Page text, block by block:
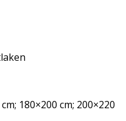
180×200 cm; 200×220